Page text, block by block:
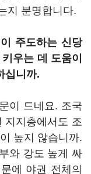
지 분명합니다.
주도하는 신당
우는 데 도움이
십니까.
이 드네요. 조국
지지층에서도 조
높지 않습니까.
와 강도 높게 싸
에 야권 전체의